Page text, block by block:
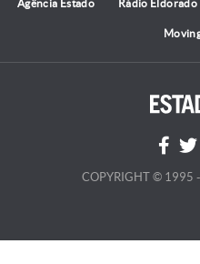
Agência Estado Rádio Eldorado
COPYRIGHT © 1995